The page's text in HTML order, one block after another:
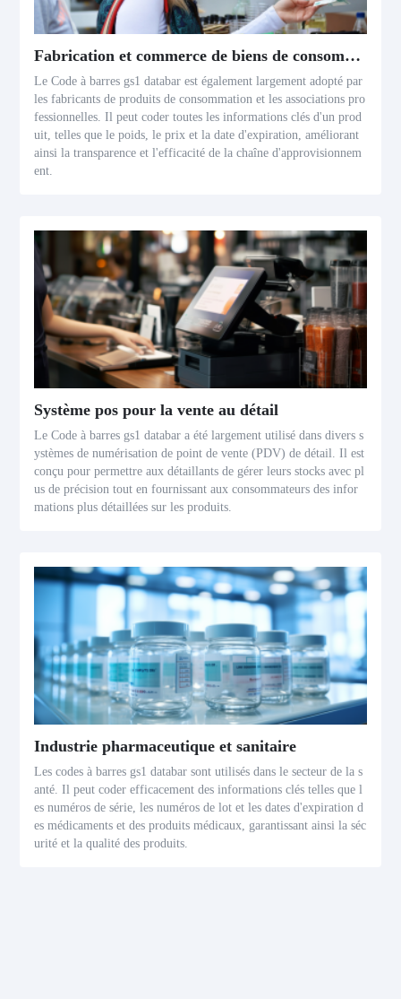
Fabrication et commerce de biens de consommation
Le Code à barres gs1 databar est également largement adopté par
les fabricants de produits de consommation et les associations pro
fessionnelles. Il peut coder toutes les informations clés d'un prod
uit, telles que le poids, le prix et la date d'expiration, améliorant
ainsi la transparence et l'efficacité de la chaîne d'approvisionnem
ent.
Système pos pour la vente au détail
Le Code à barres gs1 databar a été largement utilisé dans divers s
ystèmes de numérisation de point de vente (PDV) de détail. Il est
conçu pour permettre aux détaillants de gérer leurs stocks avec pl
us de précision tout en fournissant aux consommateurs des infor
mations plus détaillées sur les produits.
Industrie pharmaceutique et sanitaire
Les codes à barres gs1 databar sont utilisés dans le secteur de la s
anté. Il peut coder efficacement des informations clés telles que l
es numéros de série, les numéros de lot et les dates d'expiration d
es médicaments et des produits médicaux, garantissant ainsi la séc
urité et la qualité des produits.